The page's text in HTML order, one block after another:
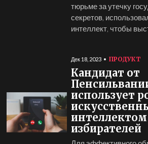
тюрьме за утечку
секретов,
интеллект, чтобы
Дек 18, 2023 ПРОДУКТ
Кандидат от
использует
интеллектом
избирателей